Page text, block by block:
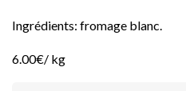
Ingrédients: fromage blanc.
6.00€/ kg